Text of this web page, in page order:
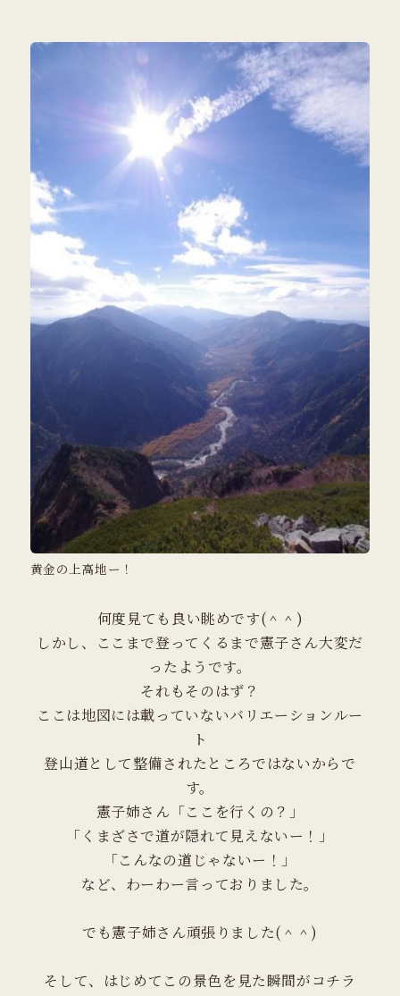
黄金の上高地ー！
何度見ても良い眺めです(＾＾)
しかし、ここまで登ってくるまで憲子さん大変だ
ったようです。
それもそのはず？
ここは地図には載っていないバリエーションルー
ト
登山道として整備されたところではないからで
す。
憲子姉さん「ここを行くの？」
​「くまざさで道が隠れて見えないー！」
​「こんなの道じゃないー！」
​など、わーわー言っておりました。
​でも憲子姉さん頑張りました(＾＾)
​そして、はじめてこの景色を見た瞬間がコチラ